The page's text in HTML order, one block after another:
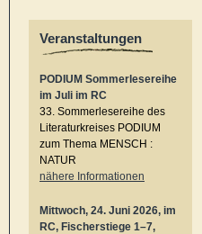
Veranstaltungen
PODIUM Sommerlesereihe
im Juli im RC
33. Sommerlesereihe des
Literaturkreises PODIUM
zum Thema MENSCH :
NATUR
nähere Informationen
Mittwoch, 24. Juni 2026, im
RC, Fischerstiege 1–7,